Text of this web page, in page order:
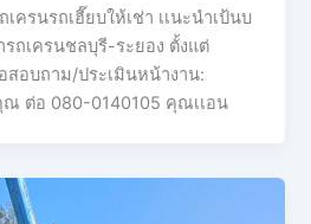
ครนรถเฮี๊ยบให้เช่า เเนะนำเป้นบ
ถเครนชลบุรี-ระยอง ตั้งแต่
อบถาม/ประเมินหน้างาน:
ต่อ 080-0140105 คุณเเอน